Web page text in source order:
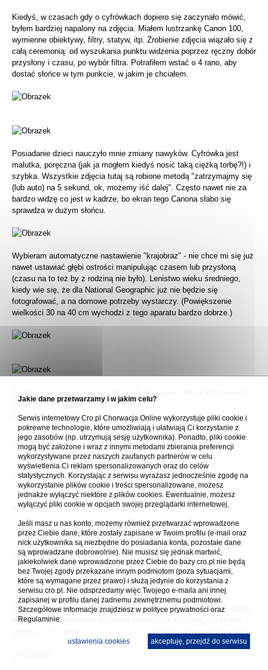
Kiedyś, w czasach gdy o cyfrówkach dopiero się zaczynało mówić,
byłem bardziej napalony na zdjęcia. Miałem lustrzankę Canon 100,
wymienne obiektywy, filtry, statyw, itp. Zrobienie zdjęcia wiązało się z
całą ceremonią: od wyszukania punktu widzenia poprzez ręczny dobór
przysłony i czasu, po wybór filtra. Potrafiłem wstać o 4 rano, aby
dostać słońce w tym punkcie, w jakim je chciałem.
Posiadanie dzieci nauczyło mnie zmiany nawyków. Cyfrówka jest
malutka, poręczna (jak ja mogłem kiedyś nosić taką ciężką torbę?!) i
szybka. Wszystkie zdjęcia tutaj są robione metodą "zatrzymajmy się
(lub auto) na 5 sekund, ok, możemy iść dalej". Często nawet nie za
bardzo widzę co jest w kadrze, bo ekran tego Canona słabo się
sprawdza w dużym słońcu.
Wybieram automatyczne nastawienie "krajobraz" - nie chce mi się już
nawet ustawiać głębi ostrości manipulując czasem lub przysłoną
(czasu na to też by z rodziną nie było). Lenistwo wieku średniego,
kiedy wie się, że dla National Geographic już nie będzie się
fotografować, a na domowe potrzeby wystarczy. (Powiększenie
wielkości 30 na 40 cm wychodzi z tego aparatu bardzo dobrze.)
Teraz wystarczy cykać, cykać, cykać.
A nuż coś wyjdzie?
I jedziemy, jedziemy, jest ładnie, hej...
Policji w ogóle nie widać. Ewidentnie mój rekord z USA, gdzie roczny
pobyt zaowocował bodaj ośmioma kontaktami z policją, nie będzie
Jakie dane przetwarzamy i w jakim celu?
Serwis internetowy Cro.pl Chorwacja Online wykorzystuje pliki cookie i
pokrewne technologie, które umożliwiają i ułatwiają Ci korzystanie z
jego zasobów (np. utrzymują sesję użytkownika). Ponadto, pliki cookie
mogą być założone i wraz z innymi metodami zbierania preferencji
wykorzystywane przez naszych zaufanych partnerów w celu
wyświetlenia Ci reklam spersonalizowanych oraz do celów
statystycznych. Korzystając z serwisu wyrażasz jednocześnie zgodę na
wykorzystanie plików cookie i treści spersonalizowane, możesz
jednakże wyłączyć niektóre z plików cookies. Ewentualnie, możesz
wyłączyć pliki cookie w opcjach swojej przeglądarki internetowej.
Jeśli masz u nas konto, możemy również przetwarzać wprowadzone
przez Ciebie dane, które zostały zapisane w Twoim profilu (e-mail oraz
nick użytkownika są niezbędne do posiadania konta, pozostałe dane
są wprowadzane dobrowolnie). Nie musisz się jednak martwić,
jakiekolwiek dane wprowadzone przez Ciebie do bazy cro.pl nie będą
bez Twojej zgody przekazane innym podmiotom (poza sytuacjami,
które są wymagane przez prawo) i służą jedynie do korzystania z
serwisu cro.pl. Nie odsprzedamy więc Twojego e-maila ani innej
zapisanej w profilu danej żadnemu zewnętrznemu podmiotowi.
Szczegółowe informacje znajdziesz w polityce prywatności oraz
Regulaminie.
akceptuję, przejdź do serwisu
ustawienia cookies